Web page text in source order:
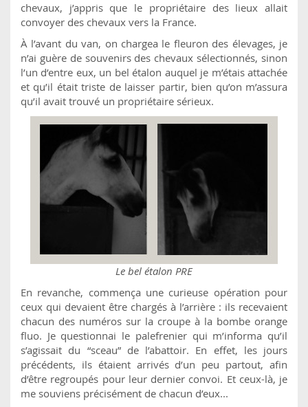
chevaux, j’appris que le propriétaire des lieux allait
convoyer des chevaux vers la France.
À l’avant du van, on chargea le fleuron des élevages, je
n’ai guère de souvenirs des chevaux sélectionnés, sinon
l’un d’entre eux, un bel étalon auquel je m’étais attachée
et qu’il était triste de laisser partir, bien qu’on m’assura
qu’il avait trouvé un propriétaire sérieux.
Le bel étalon PRE
En revanche, commença une curieuse opération pour
ceux qui devaient être chargés à l’arrière : ils recevaient
chacun des numéros sur la croupe à la bombe orange
fluo. Je questionnai le palefrenier qui m’informa qu’il
s’agissait du “sceau” de l’abattoir. En effet, les jours
précédents, ils étaient arrivés d’un peu partout, afin
d’être regroupés pour leur dernier convoi. Et ceux-là, je
me souviens précisément de chacun d’eux...